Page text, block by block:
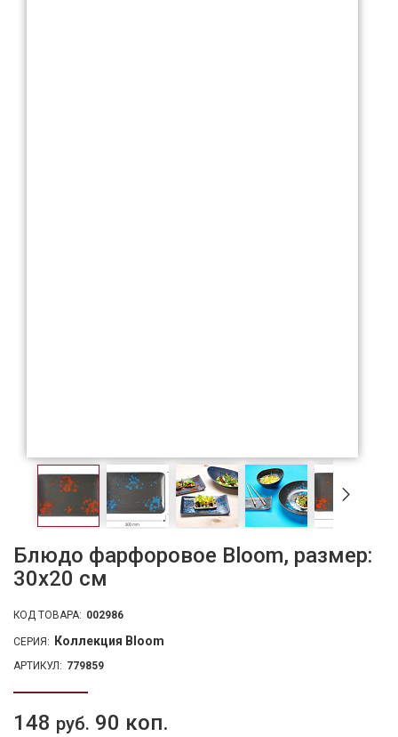
Блюдо фарфоровое Bloom, размер:
30х20 см
КОД ТОВАРА: 002986
СЕРИЯ: Коллекция Bloom
АРТИКУЛ: 779859
148 руб. 90 коп.